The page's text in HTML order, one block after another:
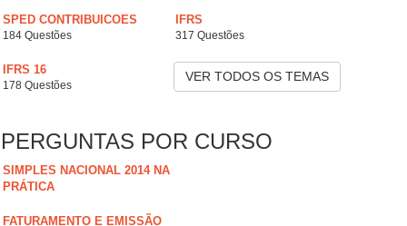
SPED CONTRIBUICOES
184 Questões
IFRS
317 Questões
IFRS 16
178 Questões
VER TODOS OS TEMAS
PERGUNTAS POR CURSO
SIMPLES NACIONAL 2014 NA
PRÁTICA
FATURAMENTO E EMISSÃO